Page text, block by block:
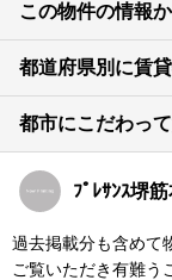
この物件の情報
都道府県別に賃
都市にこだわっ
ﾌﾟﾚｻﾝｽ堺
過去掲載分も含めて
ご覧いただき有難う